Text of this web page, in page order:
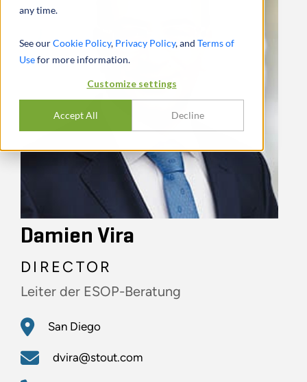
any time.
See ourCookie Policy, Privacy Policy, and Terms of
Usefor more information.
Customize settings
Accept All Decline
Damien Vira
DIRECTOR
Leiter der ESOP-Beratung
San Diego
dvira@stout.com